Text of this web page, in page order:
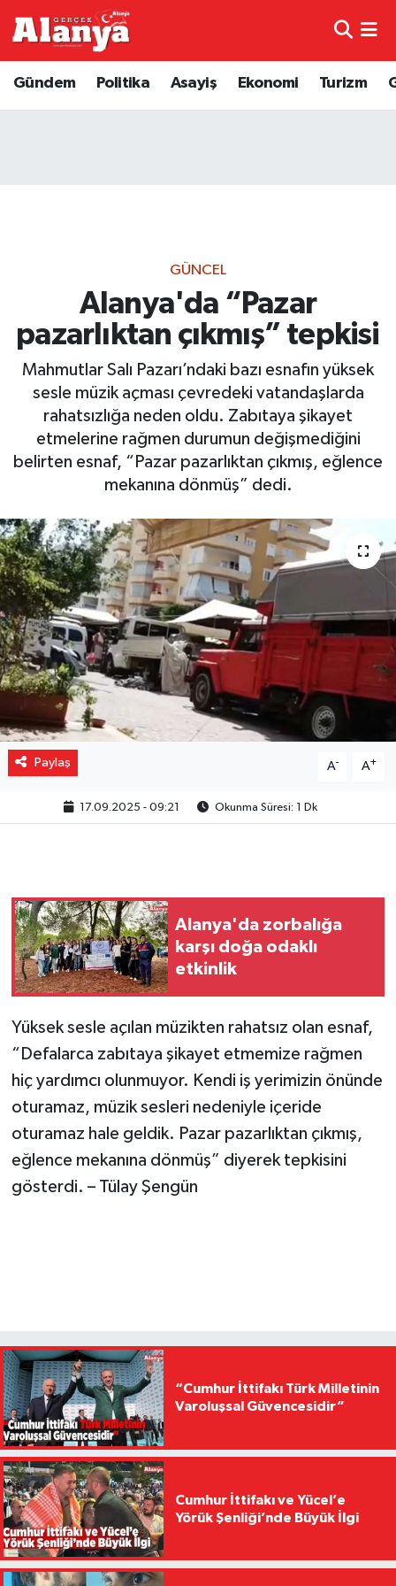
Gündem Politika Asayiş Ekonomi Turizm
GÜNCEL
Alanya'da “Pazar
pazarlıktan çıkmış” tepkisi
Mahmutlar Salı Pazarı’ndaki bazı esnafın yüksek
sesle müzik açması çevredeki vatandaşlarda
rahatsızlığa neden oldu. Zabıtaya şikayet
etmelerine rağmen durumun değişmediğini
belirten esnaf, “Pazar pazarlıktan çıkmış, eğlence
mekanına dönmüş” dedi.
Paylaş A- A+
17.09.2025 - 09:21 Okunma Süresi: 1 Dk
Alanya'da zorbalığa
karşı doğa odaklı
etkinlik
Yüksek sesle açılan müzikten rahatsız olan esnaf,
“Defalarca zabıtaya şikayet etmemize rağmen
hiç yardımcı olunmuyor. Kendi iş yerimizin önünde
oturamaz, müzik sesleri nedeniyle içeride
oturamaz hale geldik. Pazar pazarlıktan çıkmış,
eğlence mekanına dönmüş” diyerek tepkisini
gösterdi. – Tülay Şengün
“Cumhur İttifakı Türk Milletinin
Varoluşsal Güvencesidir”
Cumhur İttifakı ve Yücel’e
Yörük Şenliği’nde Büyük İlgi
Genel
Diğer
Dünya
Ekonomi
Gizlilik İlkeleri - Privacy Policy
Gündem
Politika
Spor
Turizm
Trafik Durumu
Haber Arşivi